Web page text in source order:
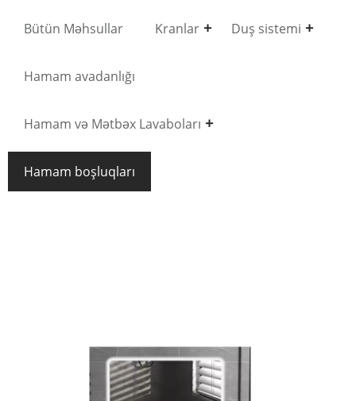
Bütün Məhsullar Kranlar Duş sistemi
Hamam avadanlığı
Hamam və Mətbəx Lavaboları
Hamam boşluqları